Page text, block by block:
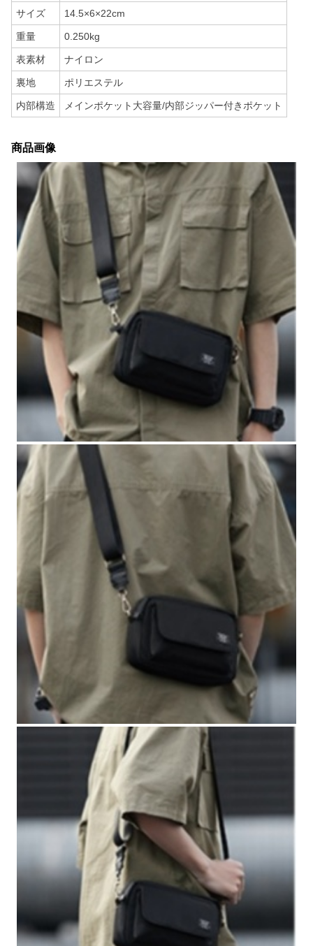
サイズ 14.5×6×22cm
重量 0.250kg
表素材 ナイロン
裏地 ポリエステル
内部構造 メインポケット大容量/内部ジッパー付きポケット
商品画像